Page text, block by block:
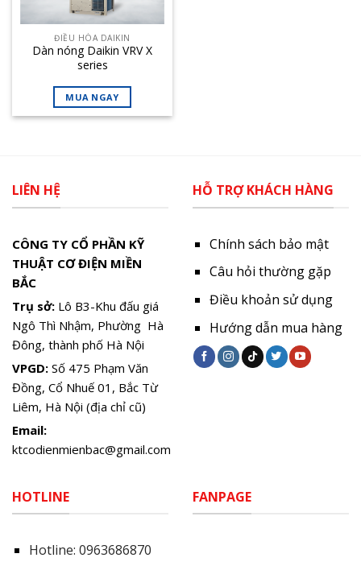
ĐIỀU HÒA DAIKIN
Dàn nóng Daikin VRV X
series
MUA NGAY
LIÊN HỆ
CÔNG TY CỔ PHẦN KỸ
THUẬT CƠ ĐIỆN MIỀN
BẮC
Trụ sở: Lô B3-Khu đấu giá
Ngô Thì Nhậm, Phường Hà
Đông, thành phố Hà Nội
VPGD: Số 475 Phạm Văn
Đồng, Cổ Nhuế 01, Bắc Từ
Liêm, Hà Nội (địa chỉ cũ)
Email:
ktcodienmienbac@gmail.com
HỖ TRỢ KHÁCH HÀNG
Chính sách bảo mật
Câu hỏi thường gặp
Điều khoản sử dụng
Hướng dẫn mua hàng
HOTLINE
Hotline: 0963686870
FANPAGE